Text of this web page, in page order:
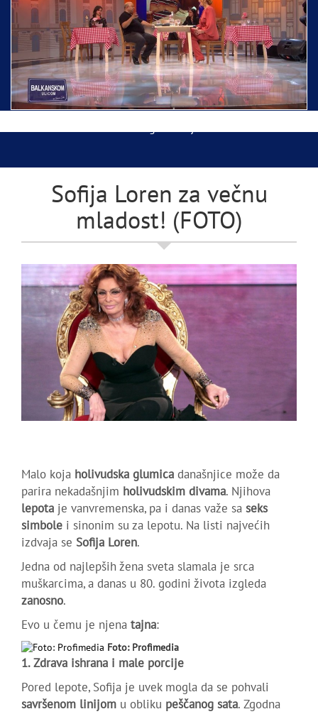
Ispraćaj Pojasa Presvete Bogorodice danas iz
Hrama Svetog Save
Sofija Loren za večnu
mladost! (FOTO)
Malo koja holivudska glumica današnjice može da
parira nekadašnjim holivudskim divama. Njihova
lepota je vanvremenska, pa i danas važe sa seks
simbole i sinonim su za lepotu. Na listi najvećih
izdvaja se Sofija Loren.
Jedna od najlepših žena sveta slamala je srca
muškarcima, a danas u 80. godini života izgleda
zanosno.
Evo u čemu je njena tajna:
Foto: Profimedia
1. Zdrava ishrana i male porcije
Pored lepote, Sofija je uvek mogla da se pohvali
savršenom linijom u obliku peščanog sata. Zgodna